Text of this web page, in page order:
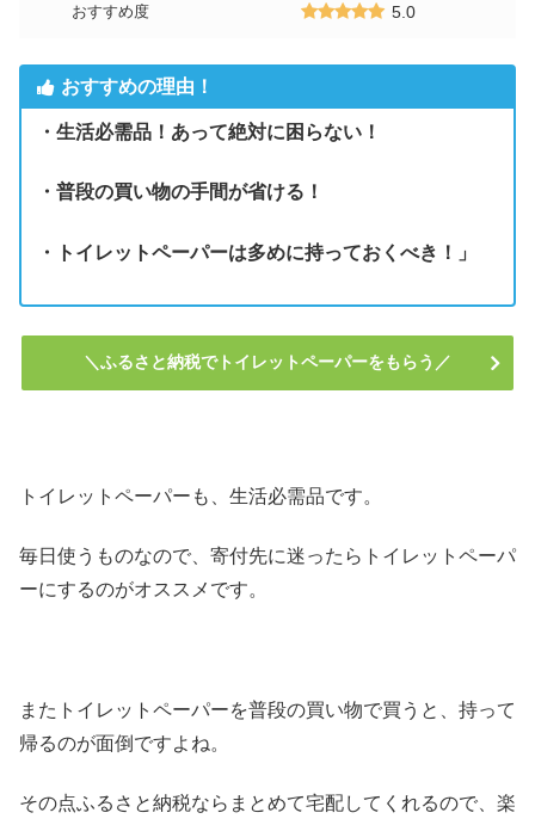
おすすめ度 5.0
おすすめの理由！
・生活必需品！あって絶対に困らない！
・普段の買い物の手間が省ける！
・トイレットペーパーは多めに持っておくべき！」
＼ふるさと納税でトイレットペーパーをもらう／
トイレットペーパーも、生活必需品です。
毎日使うものなので、寄付先に迷ったらトイレットペーパ
ーにするのがオススメです。
またトイレットペーパーを普段の買い物で買うと、持って
帰るのが面倒ですよね。
その点ふるさと納税ならまとめて宅配してくれるので、楽